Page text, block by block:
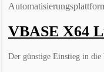
VBASE X64
Der günstige Einstieg in